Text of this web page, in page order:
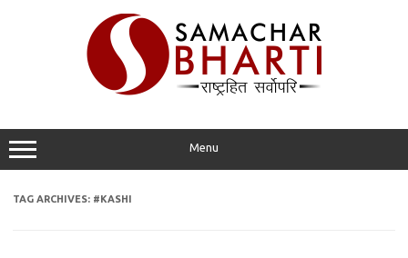
Menu
TAG ARCHIVES: #KASHI